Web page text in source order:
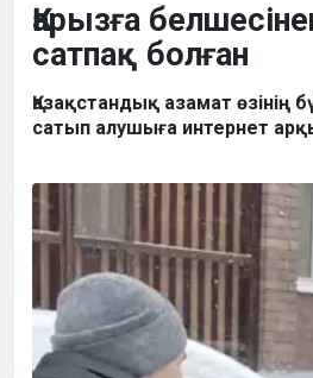
Қарызға
сатпақ болған
Қазақстандық азамат өзінің
сатып алушыға интернет